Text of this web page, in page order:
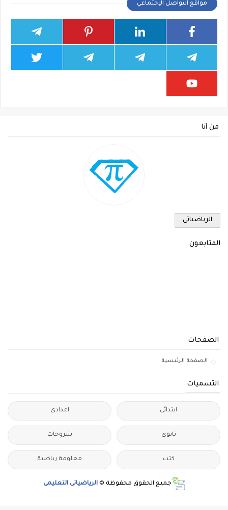
مواقع التواصل الإجتماعي
من أنا
الرياضياتى
المتابعون
الصفحات
الصفحة الرئيسية
التسميات
ابتدائى اعدادى
ثانوى شروحات
كتب معلومة رياضية
جميع الحقوق محفوظة © الرياضياتى التعليمى